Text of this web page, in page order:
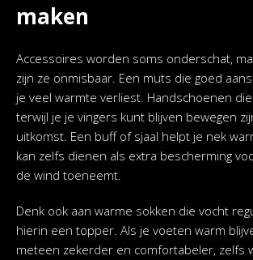
maken
Accessoires worden soms onderschat,
zijn ze onmisbaar. Een muts die goed
je veel warmte verliest. Handschoenen
terwijl je je vingers kunt blijven bewegen
uitkomst. Een buff of sjaal helpt je nek
kan zelfs dienen als extra bescherming
de wind toeneemt.
Denk ook aan warme sokken die vocht
hierin een topper. Als je voeten warm
meteen zekerder en comfortabeler, zelfs